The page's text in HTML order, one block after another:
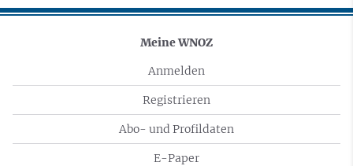
Meine WNOZ
Anmelden
Registrieren
Abo- und Profildaten
E-Paper